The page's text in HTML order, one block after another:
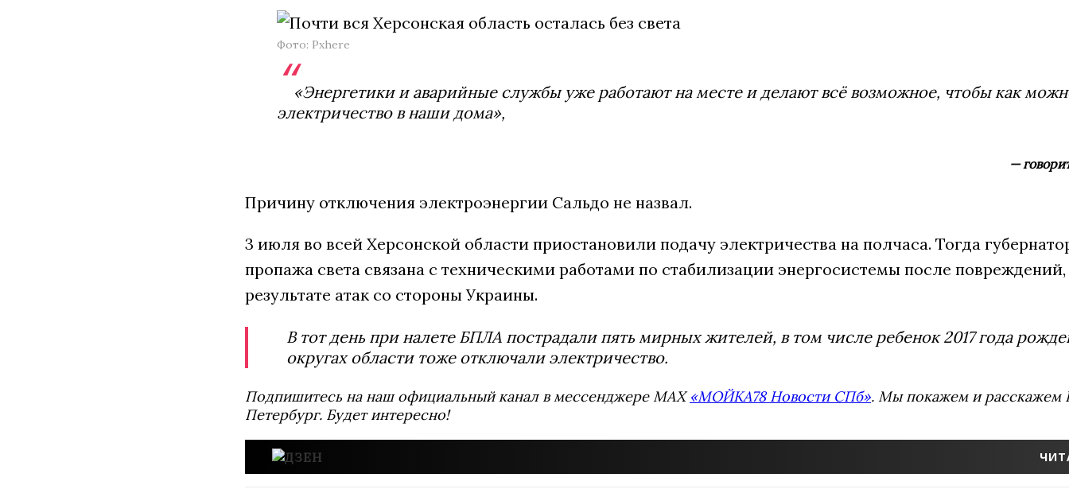
Фото: Pxhere
«Энергетики и аварийные службы уже работают на месте и делают всё возможное, чтобы как
электричество в наши дома»,
—
Причину отключения электроэнергии Сальдо не назвал.
3 июля во всей Херсонской области приостановили подачу электричества на полчаса. Тогда
пропажа света связана с техническими работами по стабилизации энергосистемы после
результате атак со стороны Украины.
В тот день при налете БПЛА пострадали пять мирных жителей, в том числе ребенок 2017 года
округах области тоже отключали электричество.
Подпишитесь на наш официальный канал в мессенджере MAX«МОЙКА78 Новости СПб». Мы покажем и расскажем
Петербург. Будет интересно!